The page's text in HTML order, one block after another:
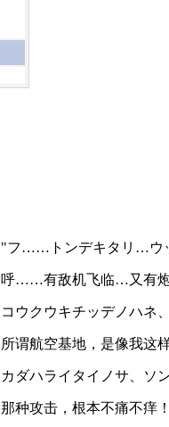
"フ……トンデキタリ…ウ
呼……有敌机飞临…又有
コウクウキチッデノハネ
所谓航空基地，是像我这
カダハライタイノサ、ソ
那种攻击，根本不痛不痒